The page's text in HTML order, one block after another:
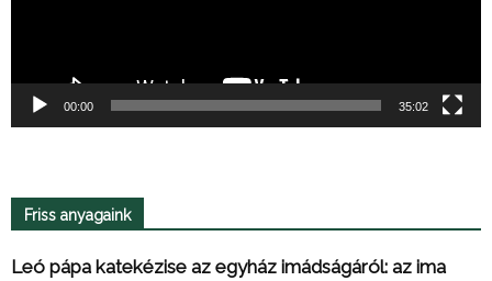
00:00 35:02
Friss anyagaink
Leó pápa katekézise az egyház imádságáról: az ima